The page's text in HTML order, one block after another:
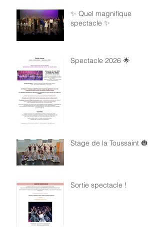
✨ Quel magnifique
spectacle ✨
Spectacle 2026 🌟
Stage de la Toussaint 🎃
Sortie spectacle !